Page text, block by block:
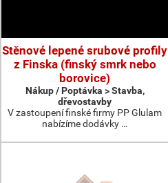
Stěnové lepené srubové profily
z Finska (finský smrk nebo
borovice)
Nákup / Poptávka > Stavba,
dřevostavby
V zastoupení finské firmy PP Glulam
nabízíme dodávky …